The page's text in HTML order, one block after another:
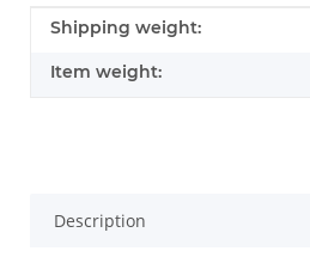
Item information
Value
Shipping weight:
Item weight:
Description